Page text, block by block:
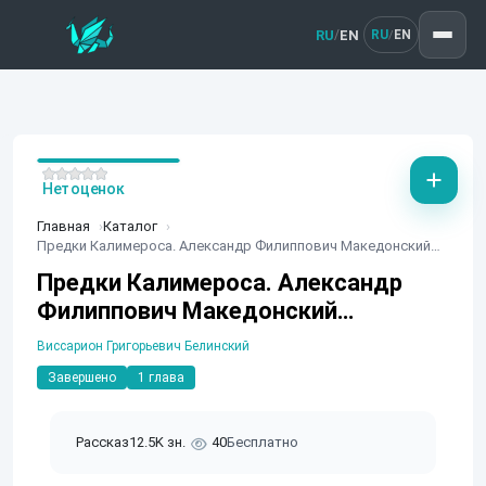
RU/EN RU/ EN
Главная
Каталог
Предки Калимероса. Александр Филиппович Македонский…
Предки Калимероса. Александр
Филиппович Македонский…
Виссарион Григорьевич Белинский
Завершено 1 глава
Рассказ12.5K зн. 40Бесплатно
Нет оценок